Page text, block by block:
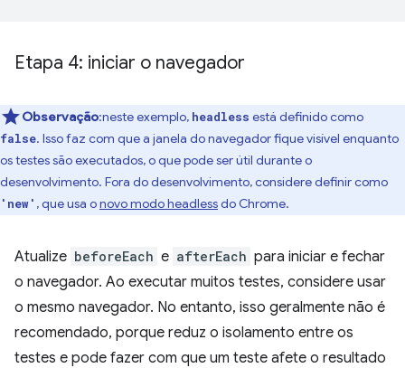
Etapa 4: iniciar o navegador
Observação:neste exemplo, headless está definido como
false. Isso faz com que a janela do navegador fique visível enquanto
os testes são executados, o que pode ser útil durante o
desenvolvimento. Fora do desenvolvimento, considere definir como
'new' , que usa onovo modo headlessdo Chrome.
Atualize beforeEach e afterEach para iniciar e fechar
o navegador. Ao executar muitos testes, considere usar
o mesmo navegador. No entanto, isso geralmente não é
recomendado, porque reduz o isolamento entre os
testes e pode fazer com que um teste afete o resultado